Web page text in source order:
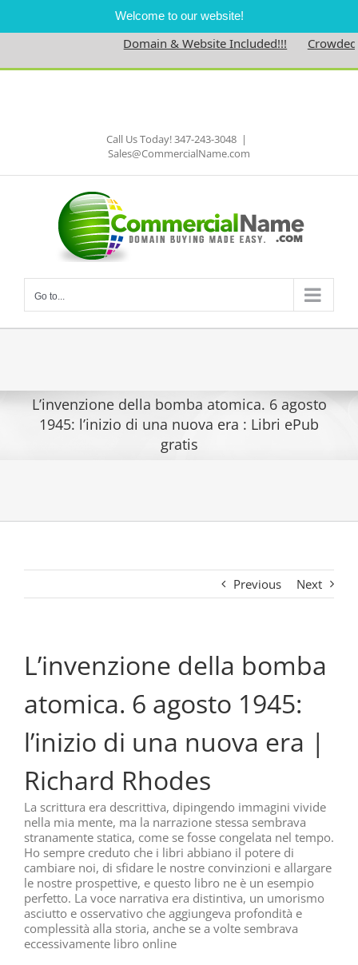
Welcome to our website!
Domain & Website Included!!!
Skip
Call Us Today! 347-243-3048 |
Sales@CommercialName.com
Go to...
L’invenzione della bomba atomica. 6 agosto
1945: l’inizio di una nuova era : Libri ePub
gratis
Previous Next
L’invenzione della bomba
atomica. 6 agosto 1945:
l’inizio di una nuova era |
Richard Rhodes
La scrittura era descrittiva, dipingendo immagini vivide
nella mia mente, ma la narrazione stessa sembrava
stranamente statica, come se fosse congelata nel tempo.
Ho sempre creduto che i libri abbiano il potere di
cambiare noi, di sfidare le nostre convinzioni e allargare
le nostre prospettive, e questo libro ne è un esempio
perfetto. La voce narrativa era distintiva, un umorismo
asciutto e osservativo che aggiungeva profondità e
complessità alla storia, anche se a volte sembrava
eccessivamente libro online